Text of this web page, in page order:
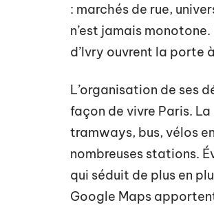
: marchés de rue,
n’est jamais
d’Ivry ouvrent la porte
L’organisation de ses
façon de vivre Paris. La
tramways, bus, vélos
nombreuses stations.
qui séduit de plus en
Google Maps